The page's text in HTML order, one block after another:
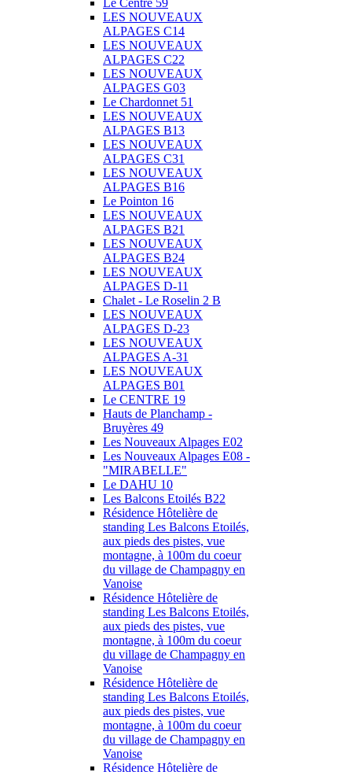
Le Centre 59
LES NOUVEAUX
ALPAGES C14
LES NOUVEAUX
ALPAGES C22
LES NOUVEAUX
ALPAGES G03
Le Chardonnet 51
LES NOUVEAUX
ALPAGES B13
LES NOUVEAUX
ALPAGES C31
LES NOUVEAUX
ALPAGES B16
Le Pointon 16
LES NOUVEAUX
ALPAGES B21
LES NOUVEAUX
ALPAGES B24
LES NOUVEAUX
ALPAGES D-11
Chalet - Le Roselin 2 B
LES NOUVEAUX
ALPAGES D-23
LES NOUVEAUX
ALPAGES A-31
LES NOUVEAUX
ALPAGES B01
Le CENTRE 19
Hauts de Planchamp -
Bruyères 49
Les Nouveaux Alpages E02
Les Nouveaux Alpages E08 -
"MIRABELLE"
Le DAHU 10
Les Balcons Etoilés B22
Résidence Hôtelière de
standing Les Balcons Etoilés,
aux pieds des pistes, vue
montagne, à 100m du coeur
du village de Champagny en
Vanoise
Résidence Hôtelière de
standing Les Balcons Etoilés,
aux pieds des pistes, vue
montagne, à 100m du coeur
du village de Champagny en
Vanoise
Résidence Hôtelière de
standing Les Balcons Etoilés,
aux pieds des pistes, vue
montagne, à 100m du coeur
du village de Champagny en
Vanoise
Résidence Hôtelière de